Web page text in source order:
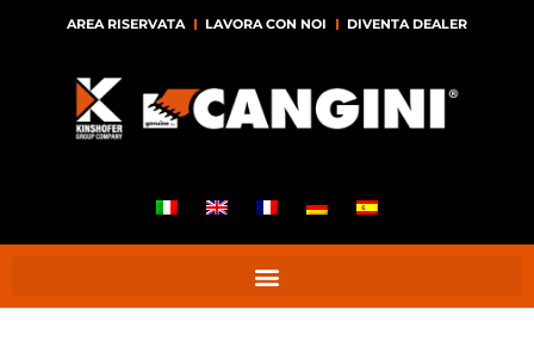
AREA RISERVATA LAVORA CON NOI DIVENTA DEALER